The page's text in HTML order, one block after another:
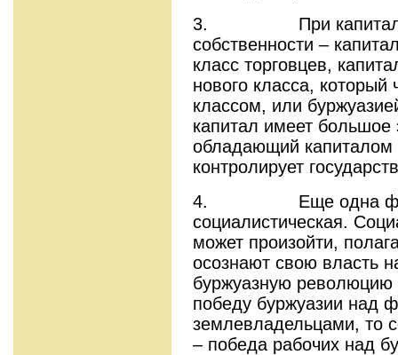
3. При
собственности –
класс торговцев,
нового класса,
классом, или
капитал имеет
обладающий капиталом
контролирует
4. Еще одна форма
социалистическая.
может произойти,
осознают свою власть
буржуазную революцию
победу буржуазии над
землевладельцами, то
– победа рабочих над